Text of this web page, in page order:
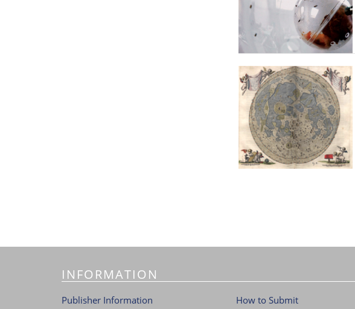
INFORMATION
Publisher Information How to Submit